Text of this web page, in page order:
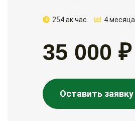
254 ак.час. 4 месяца
35 000 ₽
Оставить заявку